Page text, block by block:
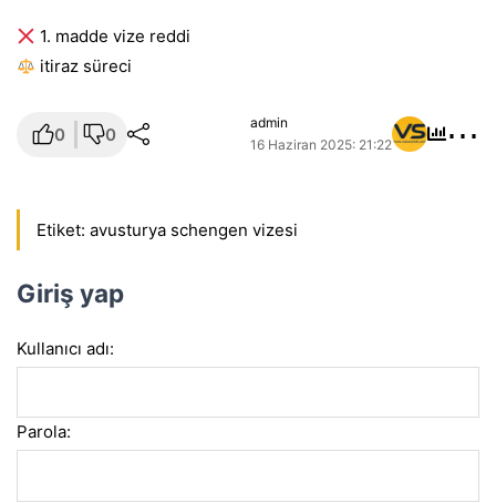
1. madde vize reddi
i̇tiraz süreci
0 0
admin
16 Haziran 2025: 21:22
⋯
Etiket: avusturya schengen vizesi
Giriş yap
Kullanıcı adı:
Parola: